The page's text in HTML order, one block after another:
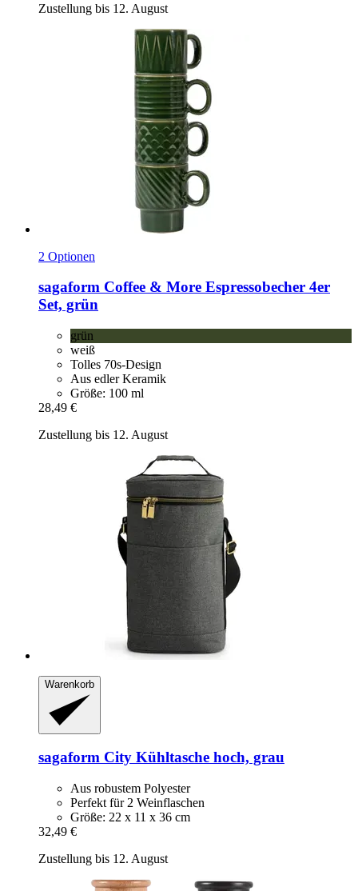
Zustellung bis 12. August
2 Optionen
sagaform Coffee & More Espressobecher 4er
Set, grün
grün
weiß
Tolles 70s-Design
Aus edler Keramik
Größe: 100 ml
28,49 €
Zustellung bis 12. August
Warenkorb
sagaform City Kühltasche hoch, grau
Aus robustem Polyester
Perfekt für 2 Weinflaschen
Größe: 22 x 11 x 36 cm
32,49 €
Zustellung bis 12. August